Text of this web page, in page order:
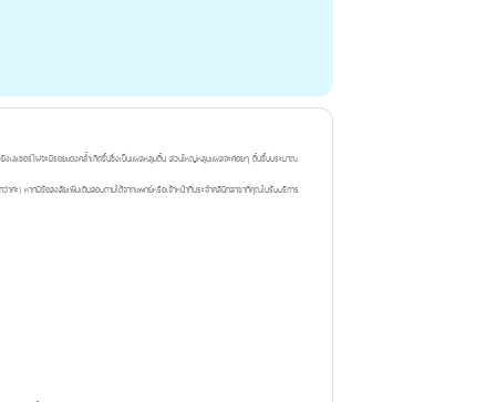
งเลเซอร์ไฝจะมีรอยแดงคล้ำเกิดขึ้นซึ่งเป็นแผลหลุมตื้น ส่วนใหญ่หลุมแผลจะค่อยๆ ตื้นขึ้นประมาณ
ค่ะ) หากมีข้อสงสัยเพิ่มเติมสอบถามได้จากแพทย์หรือเจ้าหน้าที่ประจำคลินิกสาขาที่คุณไปรับบริการ